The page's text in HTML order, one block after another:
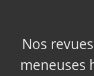
Nos
meneuses